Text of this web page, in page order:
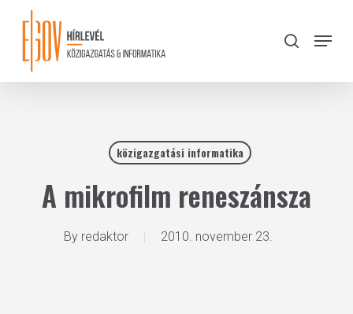
content
search
Menu
közigazgatási informatika
A mikrofilm reneszánsza
By redaktor 2010. november 23.
Close